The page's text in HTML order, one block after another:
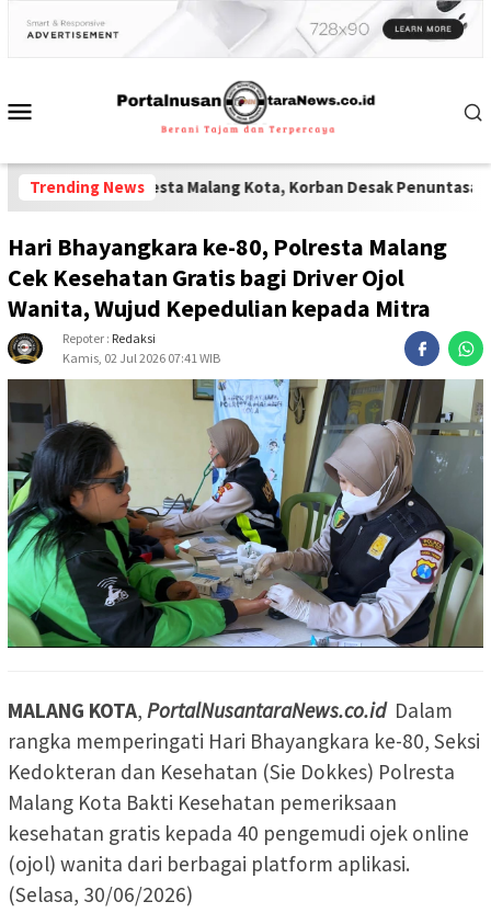
Trending News
Malang Kota, Korban Desak Penuntasan Kode Etik"-
Hari Bhayangkara ke-80, Polresta Malang
Cek Kesehatan Gratis bagi Driver Ojol
Wanita, Wujud Kepedulian kepada Mitra
Repoter : Redaksi
Kamis, 02 Jul 2026 07:41 WIB
MALANG KOTA, PortalNusantaraNews.co.id Dalam
rangka memperingati Hari Bhayangkara ke-80, Seksi
Kedokteran dan Kesehatan (Sie Dokkes) Polresta
Malang Kota Bakti Kesehatan pemeriksaan
kesehatan gratis kepada 40 pengemudi ojek online
(ojol) wanita dari berbagai platform aplikasi.
(Selasa, 30/06/2026)